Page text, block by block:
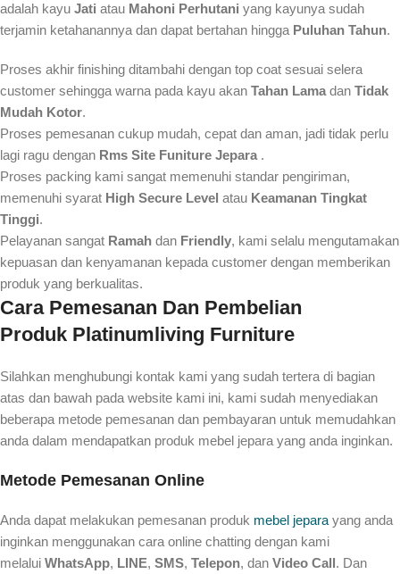
adalah kayu Jati atau Mahoni Perhutani yang kayunya sudah
terjamin ketahanannya dan dapat bertahan hingga Puluhan Tahun.
Proses akhir finishing ditambahi dengan top coat sesuai selera
customer sehingga warna pada kayu akan Tahan Lama dan Tidak
Mudah Kotor.
Proses pemesanan cukup mudah, cepat dan aman, jadi tidak perlu
lagi ragu dengan Rms Site Funiture Jepara .
Proses packing kami sangat memenuhi standar pengiriman,
memenuhi syarat High Secure Level atau Keamanan Tingkat
Tinggi.
Pelayanan sangat Ramah dan Friendly, kami selalu mengutamakan
kepuasan dan kenyamanan kepada customer dengan memberikan
produk yang berkualitas.
Cara Pemesanan Dan Pembelian
Produk Platinumliving Furniture
Silahkan menghubungi kontak kami yang sudah tertera di bagian
atas dan bawah pada website kami ini, kami sudah menyediakan
beberapa metode pemesanan dan pembayaran untuk memudahkan
anda dalam mendapatkan produk mebel jepara yang anda inginkan.
Metode Pemesanan Online
Anda dapat melakukan pemesanan produk mebel jepara yang anda
inginkan menggunakan cara online chatting dengan kami
melalui WhatsApp, LINE, SMS, Telepon, dan Video Call. Dan